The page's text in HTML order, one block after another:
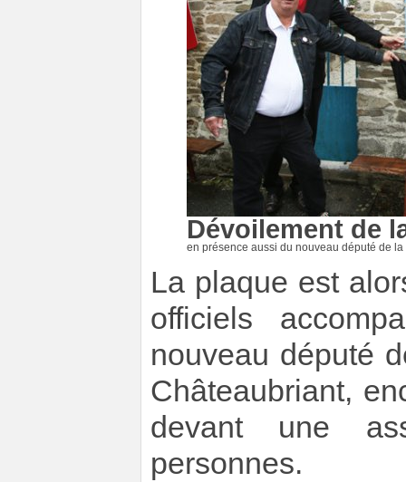
Dévoilement de
en présence aussi du nouveau député de
La plaque est
officiels
nouveau député
Châteaubriant,
devant une
personnes.